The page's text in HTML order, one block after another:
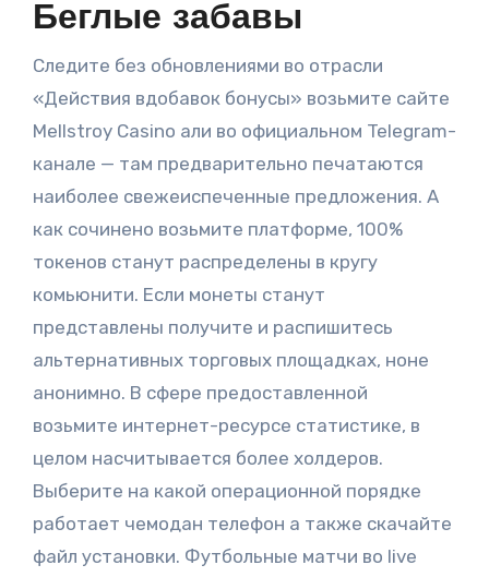
Беглые забавы
Следите без обновлениями во отрасли
«Действия вдобавок бонусы» возьмите сайте
Mellstroy Casino али во официальном Telegram-
канале — там предварительно печатаются
наиболее свежеиспеченные предложения. А
как сочинено возьмите платформе, 100%
токенов станут распределены в кругу
комьюнити. Если монеты станут
представлены получите и распишитесь
альтернативных торговых площадках, ноне
анонимно. В сфере предоставленной
возьмите интернет-ресурсе статистике, в
целом насчитывается более холдеров.
Выберите на какой операционной порядке
работает чемодан телефон а также скачайте
файл установки. Футбольные матчи во live